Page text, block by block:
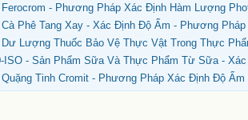
Ferocrom - Phương Pháp Xác Định Hàm Lượng
Cà Phê Tang Xay - Xác Định Độ Ẩm - Phương
Dư Lượng Thuốc Bảo Vệ Thực Vật Trong Thực
ISO - Sản Phẩm Sữa Và Thực Phẩm Từ Sữa -
Quặng Tinh Cromit - Phương Pháp Xác Định Độ Ẩm